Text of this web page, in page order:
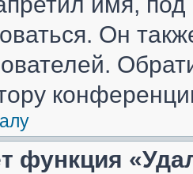
Он
функция